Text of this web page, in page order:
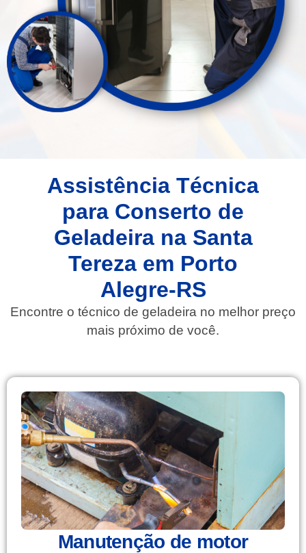
Assistência Técnica
para Conserto de
Geladeira na Santa
Tereza em Porto
Alegre-RS
Encontre o técnico de geladeira no melhor preço
mais próximo de você.
Manutenção de motor